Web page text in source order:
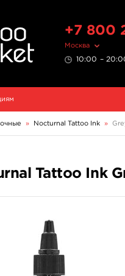
+7 800
Москва
10:00 –
» Nocturnal Tattoo Ink »
Tattoo Ink